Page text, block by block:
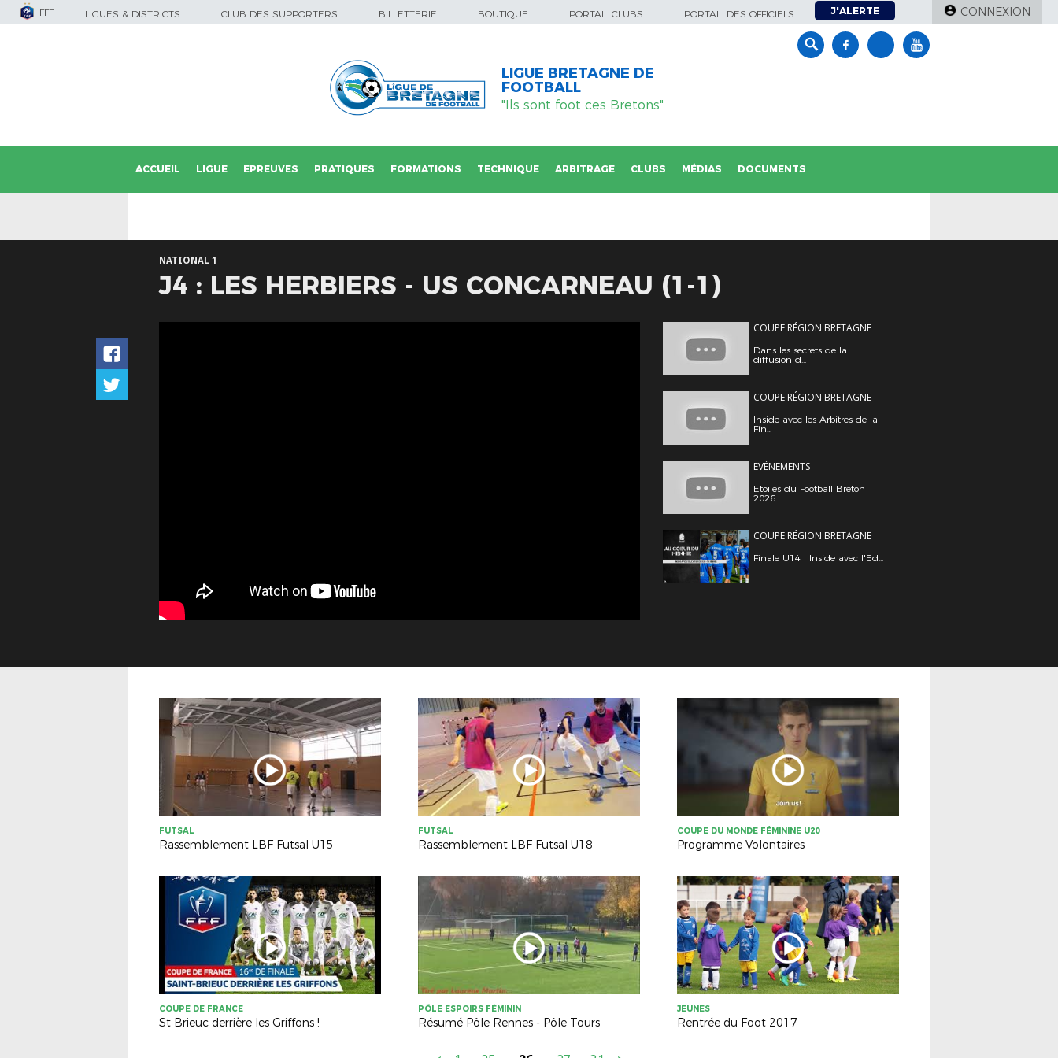
FFF LIGUES & DISTRICTS CLUB DES SUPPORTERS BILLETTERIE BOUTIQUE PORTAIL CLUBS PORTAIL DES OFFICIELS J'ALERTE CONNEXION
LIGUE BRETAGNE DE
FOOTBALL
"Ils sont foot ces Bretons"
ACCUEIL LIGUE EPREUVES PRATIQUES FORMATIONS TECHNIQUE ARBITRAGE CLUBS MÉDIAS DOCUMENTS
NATIONAL 1
J4 : LES HERBIERS - US CONCARNEAU (1-1)
COUPE RÉGION BRETAGNE
Dans les secrets de la
diffusion d...
COUPE RÉGION BRETAGNE
Inside avec les Arbitres de la
Fin...
EVÉNEMENTS
Etoiles du Football Breton
2026
COUPE RÉGION BRETAGNE
Finale U14 | Inside avec l'Ed...
FUTSAL
Rassemblement LBF Futsal U15
FUTSAL
Rassemblement LBF Futsal U18
COUPE DU MONDE FÉMININE U20
Programme Volontaires
COUPE DE FRANCE
St Brieuc derrière les Griffons !
PÔLE ESPOIRS FÉMININ
Résumé Pôle Rennes - Pôle Tours
JEUNES
Rentrée du Foot 2017